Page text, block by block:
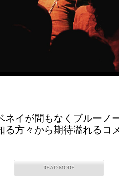
ネイが間もなくブルーノ
る方々から期待溢れるコ
READ MORE